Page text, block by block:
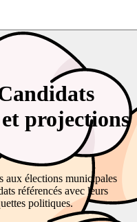
projections
aux élections municipales
référencés avec leurs
politiques.